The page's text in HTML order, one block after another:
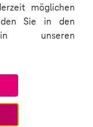
möglichen
Sie in den
unseren